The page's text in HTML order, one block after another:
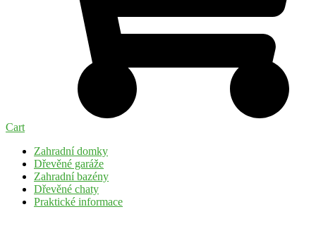
Cart
Zahradní domky
Dřevěné garáže
Zahradní bazény
Dřevěné chaty
Praktické informace